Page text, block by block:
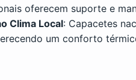
oferecem suporte e
Clima Local: Capacetes
um conforto